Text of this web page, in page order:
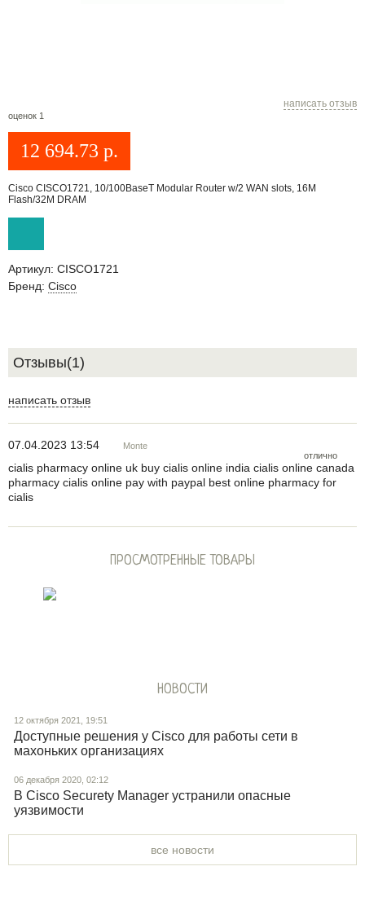
оценок 1
написать отзыв
12 694.73 р.
Cisco CISCO1721, 10/100BaseT Modular Router w/2 WAN slots, 16M
Flash/32M DRAM
Артикул: CISCO1721
Бренд: Cisco
Отзывы(1)
написать отзыв
отлично
07.04.2023 13:54 Monte
cialis pharmacy online uk buy cialis online india cialis online canada
pharmacy cialis online pay with paypal best online pharmacy for
cialis
ПРОСМОТРЕННЫЕ ТОВАРЫ
НОВОСТИ
12 октября 2021, 19:51
Доступные решения у Cisco для работы сети в
махоньких организациях
06 декабря 2020, 02:12
В Cisco Securety Manager устранили опасные
уязвимости
все новости